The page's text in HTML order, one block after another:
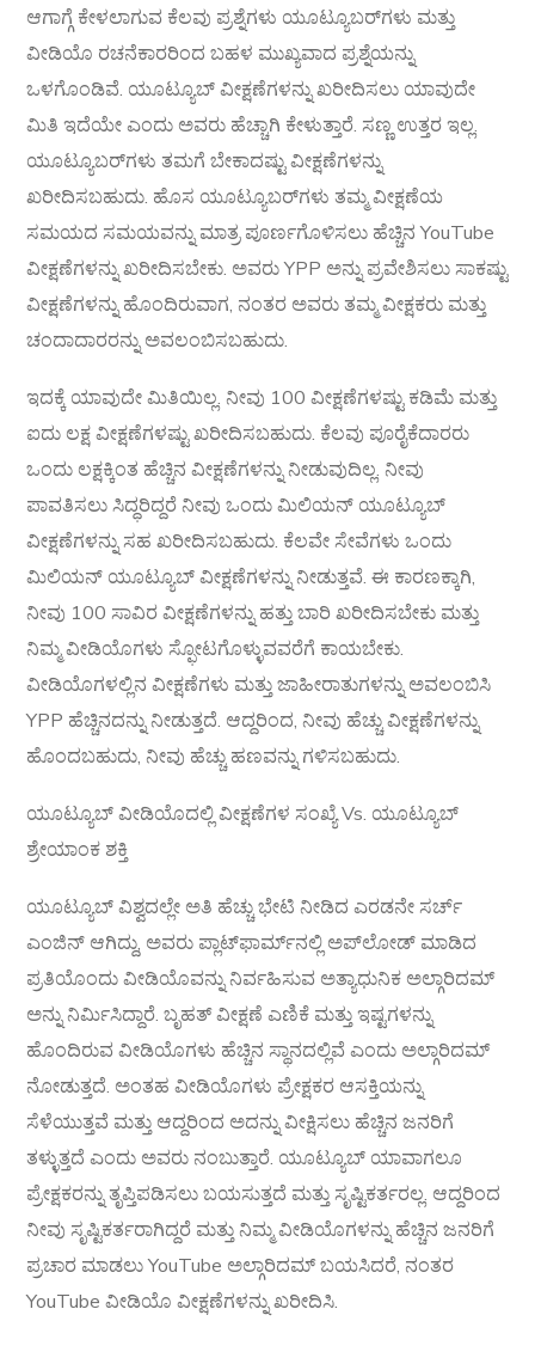
ಆಗಾಗ್ಗೆ ಕೇಳಲಾಗುವ ಕೆಲವು ಪ್ರಶ್ನೆಗಳು ಯೂಟ್ಯೂಬರ್‌ಗಳು ಮತ್ತು
ವೀಡಿಯೊ ರಚನೆಕಾರರಿಂದ ಬಹಳ ಮುಖ್ಯವಾದ ಪ್ರಶ್ನೆಯನ್ನು
ಒಳಗೊಂಡಿವೆ. ಯೂಟ್ಯೂಬ್ ವೀಕ್ಷಣೆಗಳನ್ನು ಖರೀದಿಸಲು ಯಾವುದೇ
ಮಿತಿ ಇದೆಯೇ ಎಂದು ಅವರು ಹೆಚ್ಚಾಗಿ ಕೇಳುತ್ತಾರೆ. ಸಣ್ಣ ಉತ್ತರ ಇಲ್ಲ.
ಯೂಟ್ಯೂಬರ್‌ಗಳು ತಮಗೆ ಬೇಕಾದಷ್ಟು ವೀಕ್ಷಣೆಗಳನ್ನು
ಖರೀದಿಸಬಹುದು. ಹೊಸ ಯೂಟ್ಯೂಬರ್‌ಗಳು ತಮ್ಮ ವೀಕ್ಷಣೆಯ
ಸಮಯದ ಸಮಯವನ್ನು ಮಾತ್ರ ಪೂರ್ಣಗೊಳಿಸಲು ಹೆಚ್ಚಿನ YouTube
ವೀಕ್ಷಣೆಗಳನ್ನು ಖರೀದಿಸಬೇಕು. ಅವರು YPP ಅನ್ನು ಪ್ರವೇಶಿಸಲು ಸಾಕಷ್ಟು
ವೀಕ್ಷಣೆಗಳನ್ನು ಹೊಂದಿರುವಾಗ, ನಂತರ ಅವರು ತಮ್ಮ ವೀಕ್ಷಕರು ಮತ್ತು
ಚಂದಾದಾರರನ್ನು ಅವಲಂಬಿಸಬಹುದು.
ಇದಕ್ಕೆ ಯಾವುದೇ ಮಿತಿಯಿಲ್ಲ. ನೀವು 100 ವೀಕ್ಷಣೆಗಳಷ್ಟು ಕಡಿಮೆ ಮತ್ತು
ಐದು ಲಕ್ಷ ವೀಕ್ಷಣೆಗಳಷ್ಟು ಖರೀದಿಸಬಹುದು. ಕೆಲವು ಪೂರೈಕೆದಾರರು
ಒಂದು ಲಕ್ಷಕ್ಕಿಂತ ಹೆಚ್ಚಿನ ವೀಕ್ಷಣೆಗಳನ್ನು ನೀಡುವುದಿಲ್ಲ. ನೀವು
ಪಾವತಿಸಲು ಸಿದ್ಧರಿದ್ದರೆ ನೀವು ಒಂದು ಮಿಲಿಯನ್ ಯೂಟ್ಯೂಬ್
ವೀಕ್ಷಣೆಗಳನ್ನು ಸಹ ಖರೀದಿಸಬಹುದು. ಕೆಲವೇ ಸೇವೆಗಳು ಒಂದು
ಮಿಲಿಯನ್ ಯೂಟ್ಯೂಬ್ ವೀಕ್ಷಣೆಗಳನ್ನು ನೀಡುತ್ತವೆ. ಈ ಕಾರಣಕ್ಕಾಗಿ,
ನೀವು 100 ಸಾವಿರ ವೀಕ್ಷಣೆಗಳನ್ನು ಹತ್ತು ಬಾರಿ ಖರೀದಿಸಬೇಕು ಮತ್ತು
ನಿಮ್ಮ ವೀಡಿಯೊಗಳು ಸ್ಫೋಟಗೊಳ್ಳುವವರೆಗೆ ಕಾಯಬೇಕು.
ವೀಡಿಯೊಗಳಲ್ಲಿನ ವೀಕ್ಷಣೆಗಳು ಮತ್ತು ಜಾಹೀರಾತುಗಳನ್ನು ಅವಲಂಬಿಸಿ
YPP ಹೆಚ್ಚಿನದನ್ನು ನೀಡುತ್ತದೆ. ಆದ್ದರಿಂದ, ನೀವು ಹೆಚ್ಚು ವೀಕ್ಷಣೆಗಳನ್ನು
ಹೊಂದಬಹುದು, ನೀವು ಹೆಚ್ಚು ಹಣವನ್ನು ಗಳಿಸಬಹುದು.
ಯೂಟ್ಯೂಬ್ ವೀಡಿಯೊದಲ್ಲಿ ವೀಕ್ಷಣೆಗಳ ಸಂಖ್ಯೆ Vs. ಯೂಟ್ಯೂಬ್
ಶ್ರೇಯಾಂಕ ಶಕ್ತಿ
ಯೂಟ್ಯೂಬ್ ವಿಶ್ವದಲ್ಲೇ ಅತಿ ಹೆಚ್ಚು ಭೇಟಿ ನೀಡಿದ ಎರಡನೇ ಸರ್ಚ್
ಎಂಜಿನ್ ಆಗಿದ್ದು, ಅವರು ಪ್ಲಾಟ್‌ಫಾರ್ಮ್‌ನಲ್ಲಿ ಅಪ್‌ಲೋಡ್ ಮಾಡಿದ
ಪ್ರತಿಯೊಂದು ವೀಡಿಯೊವನ್ನು ನಿರ್ವಹಿಸುವ ಅತ್ಯಾಧುನಿಕ ಅಲ್ಗಾರಿದಮ್
ಅನ್ನು ನಿರ್ಮಿಸಿದ್ದಾರೆ. ಬೃಹತ್ ವೀಕ್ಷಣೆ ಎಣಿಕೆ ಮತ್ತು ಇಷ್ಟಗಳನ್ನು
ಹೊಂದಿರುವ ವೀಡಿಯೊಗಳು ಹೆಚ್ಚಿನ ಸ್ಥಾನದಲ್ಲಿವೆ ಎಂದು ಅಲ್ಗಾರಿದಮ್
ನೋಡುತ್ತದೆ. ಅಂತಹ ವೀಡಿಯೊಗಳು ಪ್ರೇಕ್ಷಕರ ಆಸಕ್ತಿಯನ್ನು
ಸೆಳೆಯುತ್ತವೆ ಮತ್ತು ಆದ್ದರಿಂದ ಅದನ್ನು ವೀಕ್ಷಿಸಲು ಹೆಚ್ಚಿನ ಜನರಿಗೆ
ತಳ್ಳುತ್ತದೆ ಎಂದು ಅವರು ನಂಬುತ್ತಾರೆ. ಯೂಟ್ಯೂಬ್ ಯಾವಾಗಲೂ
ಪ್ರೇಕ್ಷಕರನ್ನು ತೃಪ್ತಿಪಡಿಸಲು ಬಯಸುತ್ತದೆ ಮತ್ತು ಸೃಷ್ಟಿಕರ್ತರಲ್ಲ. ಆದ್ದರಿಂದ
ನೀವು ಸೃಷ್ಟಿಕರ್ತರಾಗಿದ್ದರೆ ಮತ್ತು ನಿಮ್ಮ ವೀಡಿಯೊಗಳನ್ನು ಹೆಚ್ಚಿನ ಜನರಿಗೆ
ಪ್ರಚಾರ ಮಾಡಲು YouTube ಅಲ್ಗಾರಿದಮ್ ಬಯಸಿದರೆ, ನಂತರ
YouTube ವೀಡಿಯೊ ವೀಕ್ಷಣೆಗಳನ್ನು ಖರೀದಿಸಿ.